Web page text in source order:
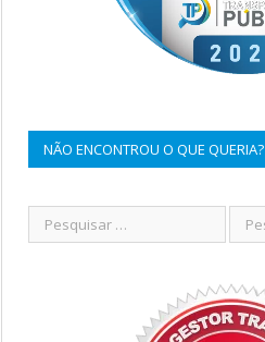
NÃO ENCONTROU O QUE QUERIA?